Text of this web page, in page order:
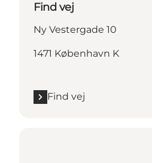
Find vej
Ny Vestergade 10
1471 København K
Find vej